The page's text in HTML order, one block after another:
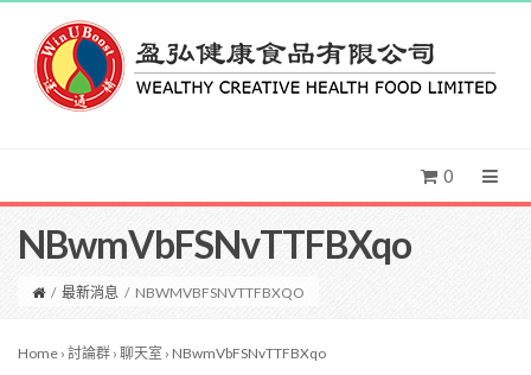
0
NBwmVbFSNvTTFBXqo
/ 最新消息 / NBWMVBFSNVTTFBXQO
Home › 討論群 › 聊天室 › NBwmVbFSNvTTFBXqo